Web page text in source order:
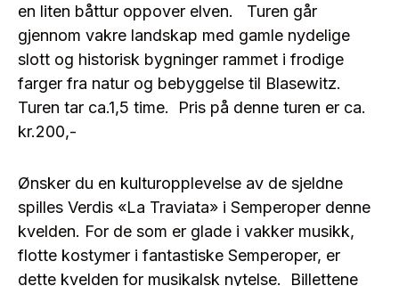
en liten båttur oppover elven. Turen går
gjennom vakre landskap med gamle nydelige
slott og historisk bygninger rammet i frodige
farger fra natur og bebyggelse til Blasewitz.
Turen tar ca.1,5 time. Pris på denne turen er ca.
kr.200,-
Ønsker du en kulturopplevelse av de sjeldne
spilles Verdis «La Traviata» i Semperoper denne
kvelden. For de som er glade i vakker musikk,
flotte kostymer i fantastiske Semperoper, er
dette kvelden for musikalsk nytelse. Billettene